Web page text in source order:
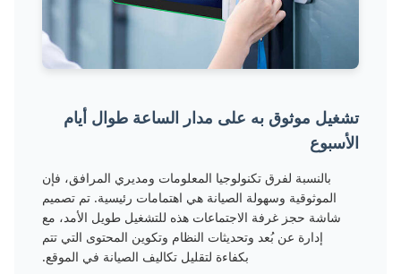
تشغيل موثوق به على مدار الساعة طوال أيام
الأسبوع
بالنسبة لفرق تكنولوجيا المعلومات ومديري المرافق، فإن
الموثوقية وسهولة الصيانة هي اهتمامات رئيسية. تم تصميم
شاشة حجز غرفة الاجتماعات هذه للتشغيل طويل الأمد، مع
إدارة عن بُعد وتحديثات النظام وتكوين المحتوى التي تتم
بكفاءة لتقليل تكاليف الصيانة في الموقع.